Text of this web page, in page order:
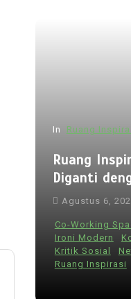
In Ruang
Ruang
Diganti
Agustus 6,
Co-Working
Ironi Modern
Kritik Sosial
Ruang Inspirasi